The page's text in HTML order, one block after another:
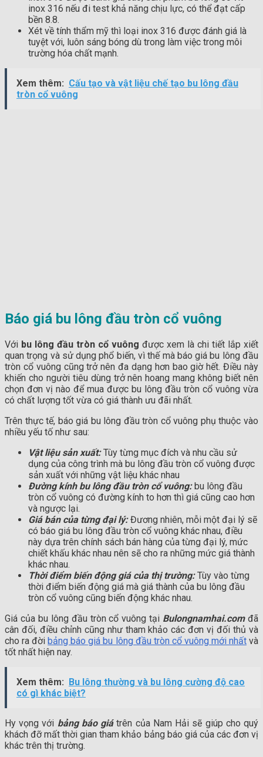
inox 316 nếu đi test khả năng chịu lực, có thể đạt cấp
bền 8.8.
Xét về tính thẩm mỹ thì loại inox 316 được đánh giá là
tuyệt với, luôn sáng bóng dù trong làm việc trong môi
trường hóa chất mạnh.
Xem thêm: Cấu tạo và vật liệu chế tạo bu lông đầu
tròn cổ vuông
Báo giá bu lông đầu tròn cổ vuông
Với bu lông đầu tròn cổ vuông được xem là chi tiết lắp xiết
quan trọng và sử dụng phổ biến, vì thế mà báo giá bu lông đầu
tròn cổ vuông cũng trở nên đa dạng hơn bao giờ hết. Điều này
khiến cho người tiêu dùng trở nên hoang mang không biết nên
chọn đơn vị nào để mua được bu lông đầu tròn cổ vuông vừa
có chất lượng tốt vừa có giá thành ưu đãi nhất.
Trên thực tế, báo giá bu lông đầu tròn cổ vuông phụ thuộc vào
nhiều yếu tố như sau:
Vật liệu sản xuất:Tùy từng mục đích và nhu cầu sử
dụng của công trình mà bu lông đầu tròn cổ vuông được
sản xuất với những vật liệu khác nhau
Đường kính bu lông đầu tròn cổ vuông:bu lông đầu
tròn cổ vuông có đường kính to hơn thì giá cũng cao hơn
và ngược lại.
Giá bán của từng đại lý:Đương nhiên, mỗi một đại lý sẽ
có báo giá bu lông đầu tròn cổ vuông khác nhau, điều
này dựa trên chính sách bán hàng của từng đại lý, mức
chiết khấu khác nhau nên sẽ cho ra những mức giá thành
khác nhau.
Thời điểm biến động giá của thị trường:Tùy vào từng
thời điểm biến động giá mà giá thành của bu lông đầu
tròn cổ vuông cũng biến động khác nhau.
Giá của bu lông đầu tròn cổ vuông tại Bulongnamhai.comđã
cân đối, điều chỉnh cũng như tham khảo các đơn vị đối thủ và
cho ra đời bảng báo giá bu lông đầu tròn cổ vuông mới nhấtvà
tốt nhất hiện nay.
Xem thêm:
Bu lông thường và bu lông cường độ cao
có gì khác biệt?
Hy vọng với bảng báo giátrên của Nam Hải sẽ giúp cho quý
khách đỡ mất thời gian tham khảo bảng báo giá của các đơn vị
khác trên thị trường.